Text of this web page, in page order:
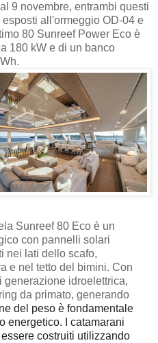
9 novembre, entrambi questi
all'ormeggio OD-04 e
80 Sunreef Power Eco è
180 kW e di un banco
Sunreef 80 Eco è un
con pannelli solari
nei lati dello scafo,
e nel tetto del bimini. Con
generazione idroelettrica,
da primato, generando
del peso è fondamentale
energetico. I catamarani
costruiti utilizzando